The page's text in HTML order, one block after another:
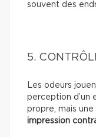
souvent des
5.
Les odeurs
perception d’un
propre, mais
impression